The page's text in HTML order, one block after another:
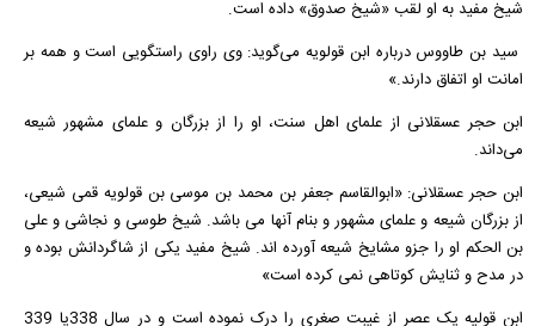
شیخ مفید به او لقب «شیخ صدوق» داده است.
سید بن طاووس درباره ابن قولویه می‌گوید: وی راوی راستگویی است و همه بر
امانت او اتفاق دارند.»
ابن حجر عسقلانی از علمای اهل سنت، او را از بزرگان و علمای مشهور شیعه
می‌داند.
ابن حجر عسقلانى: «ابوالقاسم جعفر بن محمد بن موسى بن قولویه قمى شیعى،
از بزرگان شیعه و علماى مشهور و بنام آنها مى باشد. شیخ طوسى و نجاشى و على
بن الحکم او را جزو مشایخ شیعه آورده اند. شیخ مفید یکى از شاگردانش بوده و
در مدح و ثنایش کوتاهى نمى کرده است»
ابن قولیه یک عصر از غیبت صغری را درک نموده است و در سال 338یا 339